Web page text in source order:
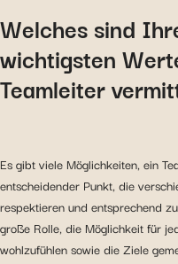
Welches sind
wichtigsten
Teamleiter
Es gibt viele Möglichkeiten, ein
entscheidender Punkt, die
respektieren und entsprechend
große Rolle, die Möglichkeit für
wohlzufühlen sowie die Ziele